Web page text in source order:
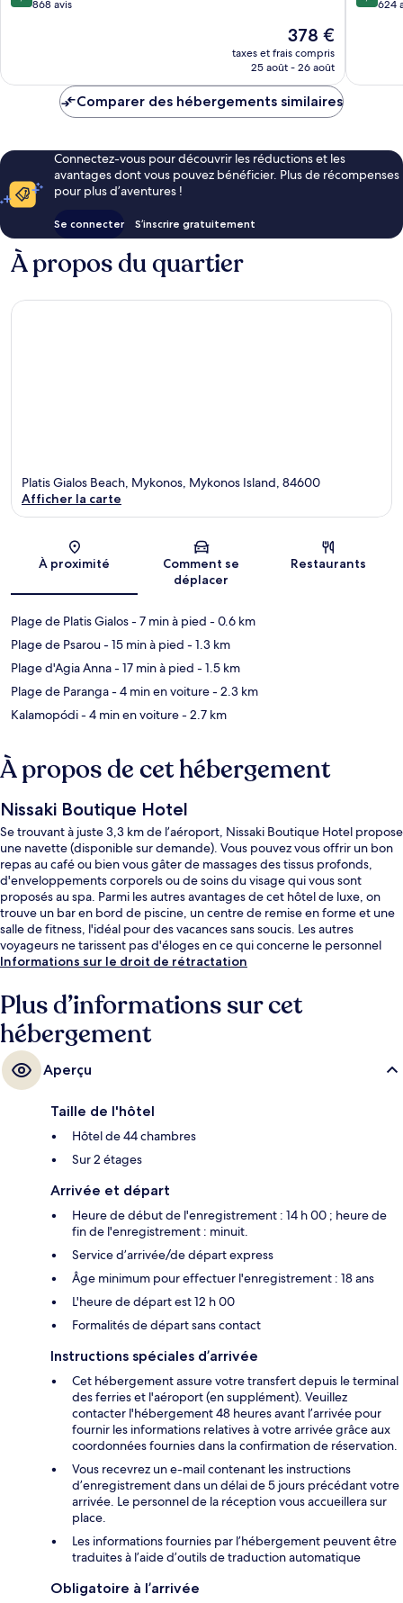
sur 868 avis
Le
nouveau
prix
de
378 €
taxes et frais compris
25 août - 26 août
sur 624
Comparer des hébergements similaires
Connectez-vous pour découvrir les réductions et les
avantages dont vous pouvez bénéficier. Plus de récompenses
pour plus d’aventures !
Se connecter S’inscrire gratuitement
À propos du quartier
Carte
Platis Gialos Beach, Mykonos, Mykonos Island, 84600
Afficher la carte
À proximité
Comment se
déplacer
Restaurants
Plage de Platis Gialos- 7 min à pied - 0.6 km
Plage de Psarou- 15 min à pied - 1.3 km
Plage d'Agia Anna- 17 min à pied - 1.5 km
Plage de Paranga- 4 min en voiture- 2.3 km
Kalamopódi- 4 min en voiture- 2.7 km
À propos de cet hébergement
Nissaki Boutique Hotel
Se trouvant à juste 3,3 km de l’aéroport, Nissaki Boutique Hotel propose
une navette (disponible sur demande). Vous pouvez vous offrir un bon
repas au café ou bien vous gâter de massages des tissus profonds,
d'enveloppements corporels ou de soins du visage qui vous sont
proposés au spa. Parmi les autres avantages de cet hôtel de luxe, on
trouve un bar en bord de piscine, un centre de remise en forme et une
salle de fitness, l'idéal pour des vacances sans soucis. Les autres
voyageurs ne tarissent pas d'éloges en ce qui concerne le personnel
attentionné et la présentation générale.
Informations sur le droit de rétractation
Plus d’informations sur cet
hébergement
Aperçu
Taille de l'hôtel
Hôtel de 44 chambres
Sur 2 étages
Arrivée et départ
Heure de début de l'enregistrement : 14 h 00 ; heure de
fin de l'enregistrement : minuit.
Service d’arrivée/de départ express
Âge minimum pour effectuer l'enregistrement : 18 ans
L'heure de départ est 12 h 00
Formalités de départ sans contact
Instructions spéciales d’arrivée
Cet hébergement assure votre transfert depuis le terminal
des ferries et l'aéroport (en supplément). Veuillez
contacter l'hébergement 48 heures avant l’arrivée pour
fournir les informations relatives à votre arrivée grâce aux
coordonnées fournies dans la confirmation de réservation.
Vous recevrez un e-mail contenant les instructions
d’enregistrement dans un délai de 5 jours précédant votre
arrivée. Le personnel de la réception vous accueillera sur
place.
Les informations fournies par l’hébergement peuvent être
traduites à l’aide d’outils de traduction automatique
Obligatoire à l’arrivée